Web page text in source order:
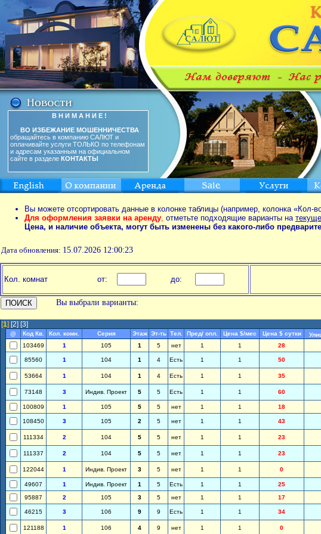
В Н И М А Н И Е !
ВО ИЗБЕЖАНИЕ МОШЕННИЧЕСТВА
обращайтесь в компанию САЛЮТ и
оплачивайте услуги ТОЛЬКО по телефонам
и адресам указанным на официальном
сайте в разделе КОНТАКТЫ
Вы можете отсортировать данные в колонке таблицы (например, колонка
Для оформления заявки на аренду, отметьте подходящие варианты на
Цена, и наличие объекта, могут быть изменены без какого-либо
Дата обновления: 15.07.2026 12:00:23
Кол. комнат от: до:
Вы выбрали варианты:
[1] [2] [3]
@ Код Кв. Кол. комн. Серия Этаж Эт-ть Тел. Пред/ опл. Цена $/мес Цена $ сутки
103469
1 105 1 5 нет 1 1 28
85560 1 104 1 4 Есть 1 1 50
53664 1 104 1 4 Есть 1 1 35
73148 3 Индив. Проект 5 5 Есть 1 1 60
100809 1 105 5 5 нет 1 1 18
108450 3 105 2 5 нет 1 1 43
111334 2 104 5 5 нет 1 1 23
111337 2 104 5 5 нет 1 1 23
122044 1 Индив. Проект 3 5 нет 1 1 0
49607 1 Индив. Проект 1 5 Есть 1 1 25
95887
2 105 3 5 нет 1 1 17
46215 3 106 9 9 Есть 1 1 34
121188 1 106 4 9 нет 1 1 0